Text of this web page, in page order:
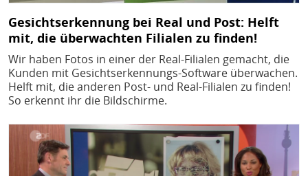
Gesichtserkennung bei Real und Post: Helft
mit, die überwachten Filialen zu finden!
Wir haben Fotos in einer der Real-Filialen gemacht, die
Kunden mit Gesichtserkennungs-Software überwachen.
Helft mit, die anderen Post- und Real-Filialen zu finden!
So erkennt ihr die Bildschirme.
Bild